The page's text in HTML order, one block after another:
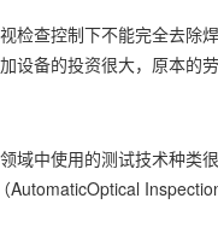
检查控制下不能完全去除
设备的投资很大，原本的
域中使用的测试技术种类
AutomaticOptical